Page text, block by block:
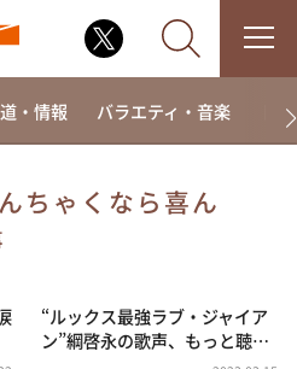
・・
ティ！～ やすとものいたっ
・情報 バラエティ・音楽 ド
ちゃくなら喜ん
“ルックス最強ラブ・ジャイア
ン”綱啓永の歌声、もっと聴…